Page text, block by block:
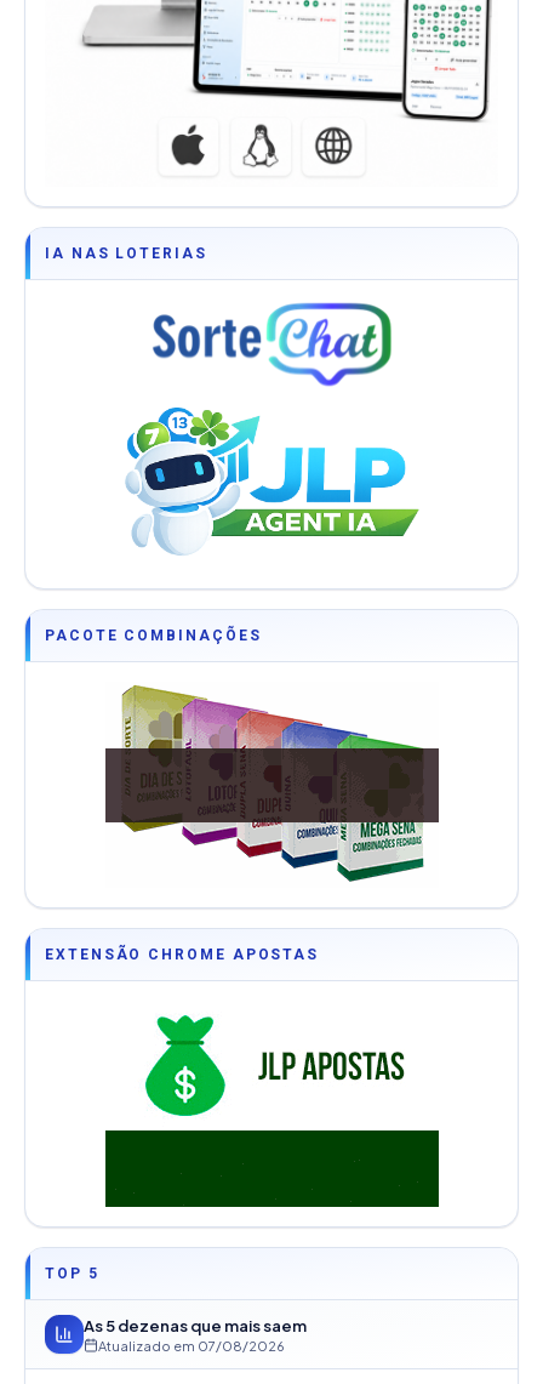
IA NAS LOTERIAS
PACOTE COMBINAÇÕES
EXTENSÃO CHROME APOSTAS
TOP 5
As 5 dezenas que mais saem
Atualizado em 07/08/2026